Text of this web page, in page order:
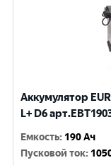
Аккумулятор
L+ D6
Емкость: 190 Ач
Пусковой ток: